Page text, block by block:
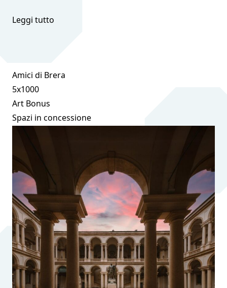
Leggi tutto
Amici di Brera
5x1000
Art Bonus
Spazi in concessione